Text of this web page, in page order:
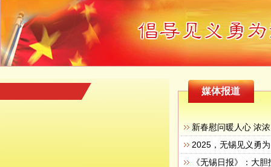
媒体报道
新春慰问暖人心 浓
2025，无锡见义勇